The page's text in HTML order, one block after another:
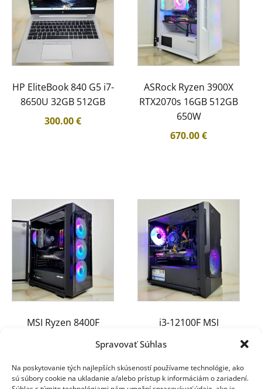
Spravovať Súhlas
Na poskytovanie tých najlepších skúseností používame technológie, ako
sú súbory cookie na ukladanie a/alebo prístup k informáciám o zariadení.
HP EliteBook 840 G5 i7-
8650U 32GB 512GB
300.00€
ASRock Ryzen 3900X
RTX2070s 16GB 512GB
650W
670.00€
MSI Ryzen 8400F
930.00€
i3-12100F MSI
460.00€